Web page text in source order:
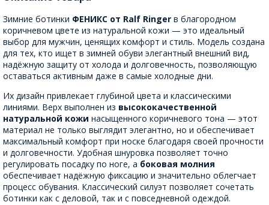
Зимние ботинки ФЕНИКС от Ralf Ringer в благородном
коричневом цвете из натуральной кожи — это идеальный
выбор для мужчин, ценящих комфорт и стиль. Модель создана
для тех, кто ищет в зимней обуви элегантный внешний вид,
надёжную защиту от холода и долговечность, позволяющую
оставаться активным даже в самые холодные дни.
Их дизайн привлекает глубиной цвета и классическими
линиями. Верх выполнен из высококачественной
натуральной кожи насыщенного коричневого тона — этот
материал не только выглядит элегантно, но и обеспечивает
максимальный комфорт при носке благодаря своей прочности
и долговечности. Удобная шнуровка позволяет точно
регулировать посадку по ноге, а боковая молния
обеспечивает надёжную фиксацию и значительно облегчает
процесс обувания. Классический силуэт позволяет сочетать
ботинки как с деловой, так и с повседневной одеждой.